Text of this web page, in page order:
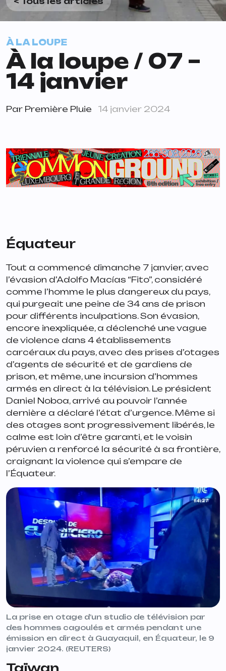
À LA LOUPE
À la loupe / 07 –
14 janvier
Par Première Pluie 14 janvier 2024
Équateur
Tout a commencé dimanche 7 janvier, avec
l’évasion d’Adolfo Macías “Fito”, considéré
comme l’homme le plus dangereux du pays,
qui purgeait une peine de 34 ans de prison
pour différents inculpations. Son évasion,
encore inexpliquée, a déclenché une vague
de violence dans 4 établissements
carcéraux du pays, avec des prises d’otages
d’agents de sécurité et de gardiens de
prison, et même, une incursion d’hommes
armés en direct à la télévision. Le président
Daniel Noboa, arrivé au pouvoir l’année
dernière a déclaré l’état d’urgence. Même si
des otages sont progressivement libérés, le
calme est loin d’être garanti, et le voisin
péruvien a renforcé la sécurité à sa frontière,
craignant la violence qui s’empare de
l’Équateur.
La prise en otage d’un studio de télévision par
des hommes cagoulés et armés pendant une
émission en direct à Guayaquil, en Équateur, le 9
janvier 2024. (REUTERS)